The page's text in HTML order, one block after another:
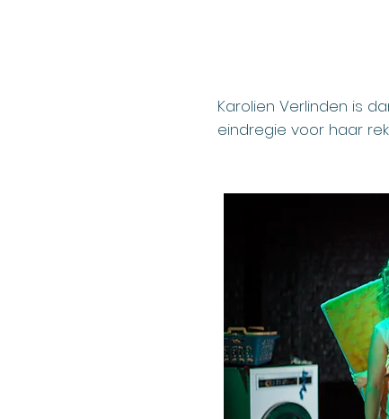
Karolien Verlinden is
eindregie voor haar